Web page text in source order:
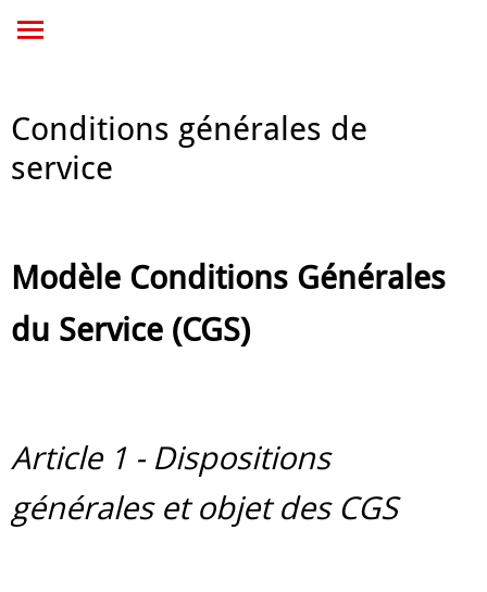
Conditions générales de
service
Modèle Conditions Générales
du Service (CGS)
Article 1 - Dispositions
générales et objet des CGS